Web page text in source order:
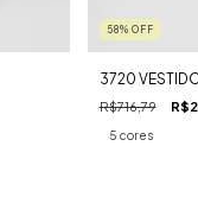
58% OFF
3720
R$716,79
5 cores